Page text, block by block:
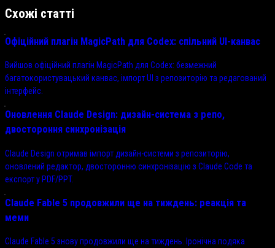
Схожі статті
Офіційний плагін MagicPath для Codex: спільний UI-канвас
Вийшов офіційний плагін MagicPath для Codex: безмежний
багатокористувацький канвас, імпорт UI з репозиторію та редагований
інтерфейс.
Оновлення Claude Design: дизайн-система з репо,
двостороння синхронізація
Claude Design отримав імпорт дизайн-системи з репозиторію,
оновлений редактор, двосторонню синхронізацію з Claude Code та
експорт у PDF/PPT.
Claude Fable 5 продовжили ще на тиждень: реакція та
меми
Claude Fable 5 знову продовжили ще на тиждень. Іронічна подяка